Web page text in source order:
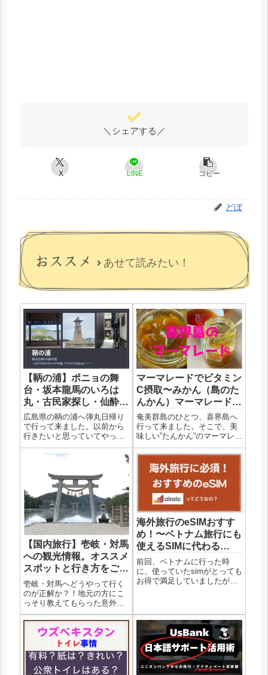
＼シェアする／
X LINE コピー
どぼ
おススメ あせて読みたい！
【鞆の浦】ポニョの舞
台・坂本龍馬のいろは
丸・古民家探し・仙酔
島〜アクセスやおすすめ
の観光スポットや穴場を
ご紹介〜
広島県の鞆の浦へ弾丸日帰り
で行って来ました。以前から
行きたいと思っていてやっと
幹線に飛び乗りましたが、何
ました。限られた時間の中で
有効に巡るためのおすすめ情
報をシェアします♪鞆の浦はど
んな...
マーマレードでビタミン
C摂取〜みかん（島のた
んかん）マーマレードが
おすすめ
奄美群島のひとつ、喜界島へ
行って来ました。そこで、美
味しい”たんかん”のマーマレー
す♪マーマレードとビタミンC
栄養が豊富な柑橘類の果皮を
使用しているマーマレード
は、ジャムに比べて高い栄養
価があります。免疫力をあげ
【国内旅行】壱岐・対馬
への観光情報。オススメ
スポットと行き方をご紹
介（船もあるよ！）
壱岐・対馬へどうやって行く
のが正解か？！地元の方にこ
っそり教えてもらった意外な
船の使い方もご紹介します
♪【長崎】いざ離島へ！海良
し。魚旨し。人良しの壱岐・
対馬長崎県の離島、壱岐（い
き）と対馬（つしま）へ観光
へ！行ってきました。今回
は、博多へ...
海外旅行のeSIMおすす
め！〜ベトナム旅行にも
使えるSIMに代わる
eSIM〜
前回、ベトナムに行った時
に、使っていたsimがとっても
お得で満足していましたが１
利すぎるeSIM今回おすすめす
るのはeSIMの airaloです。断
然、安くて...